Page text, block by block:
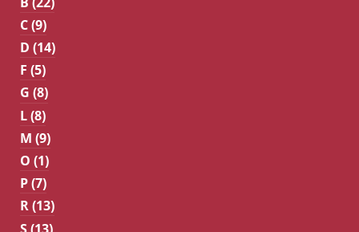
C (9)
D (14)
F (5)
G (8)
L (8)
M (9)
O (1)
P (7)
R (13)
S (13)